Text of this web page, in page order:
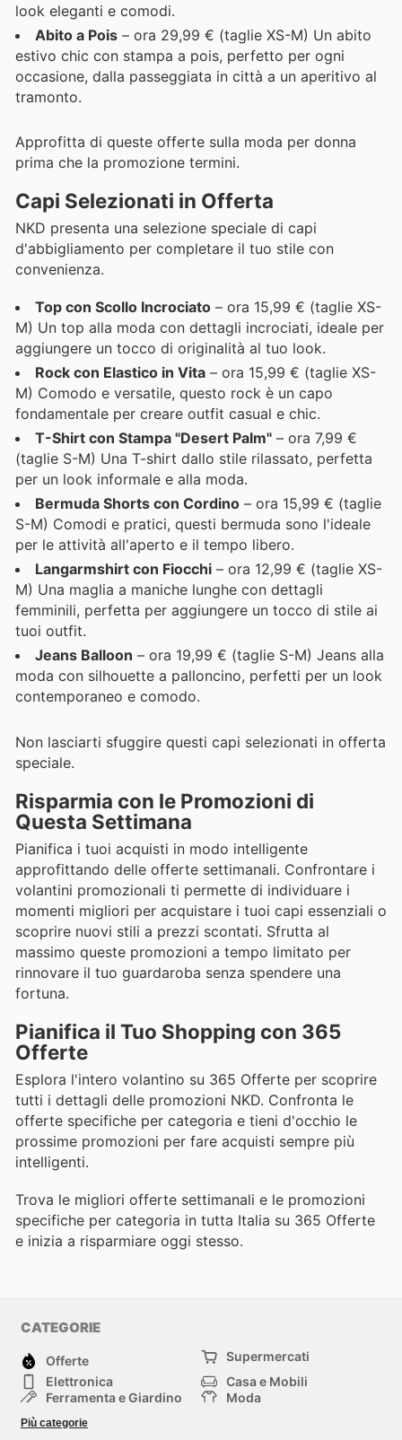
look eleganti e comodi.
Abito a Pois – ora 29,99 € (taglie XS-M) Un abito
estivo chic con stampa a pois, perfetto per ogni
occasione, dalla passeggiata in città a un aperitivo al
tramonto.
Approfitta di queste offerte sulla moda per donna
prima che la promozione termini.
Capi Selezionati in Offerta
NKD presenta una selezione speciale di capi
d'abbigliamento per completare il tuo stile con
convenienza.
Top con Scollo Incrociato – ora 15,99 € (taglie XS-
M) Un top alla moda con dettagli incrociati, ideale per
aggiungere un tocco di originalità al tuo look.
Rock con Elastico in Vita – ora 15,99 € (taglie XS-
M) Comodo e versatile, questo rock è un capo
fondamentale per creare outfit casual e chic.
T-Shirt con Stampa "Desert Palm" – ora 7,99 €
(taglie S-M) Una T-shirt dallo stile rilassato, perfetta
per un look informale e alla moda.
Bermuda Shorts con Cordino – ora 15,99 € (taglie
S-M) Comodi e pratici, questi bermuda sono l'ideale
per le attività all'aperto e il tempo libero.
Langarmshirt con Fiocchi – ora 12,99 € (taglie XS-
M) Una maglia a maniche lunghe con dettagli
femminili, perfetta per aggiungere un tocco di stile ai
tuoi outfit.
Jeans Balloon – ora 19,99 € (taglie S-M) Jeans alla
moda con silhouette a palloncino, perfetti per un look
contemporaneo e comodo.
Non lasciarti sfuggire questi capi selezionati in offerta
speciale.
Risparmia con le Promozioni di
Questa Settimana
Pianifica i tuoi acquisti in modo intelligente
approfittando delle offerte settimanali. Confrontare i
volantini promozionali ti permette di individuare i
momenti migliori per acquistare i tuoi capi essenziali o
scoprire nuovi stili a prezzi scontati. Sfrutta al
massimo queste promozioni a tempo limitato per
rinnovare il tuo guardaroba senza spendere una
fortuna.
Pianifica il Tuo Shopping con 365
Offerte
Esplora l'intero volantino su 365 Offerte per scoprire
tutti i dettagli delle promozioni NKD. Confronta le
offerte specifiche per categoria e tieni d'occhio le
prossime promozioni per fare acquisti sempre più
intelligenti.
Trova le migliori offerte settimanali e le promozioni
specifiche per categoria in tutta Italia su 365 Offerte
e inizia a risparmiare oggi stesso.
CATEGORIE
Offerte
Supermercati
Elettronica
Casa e Mobili
Ferramenta e Giardino
Moda
Bambini e Neonati
Più categorie